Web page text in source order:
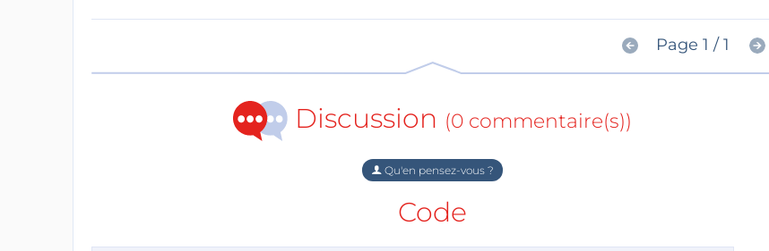
Page 1 / 1
Discussion (0 commentaire(s))
Qu'en pensez-vous ?
Code